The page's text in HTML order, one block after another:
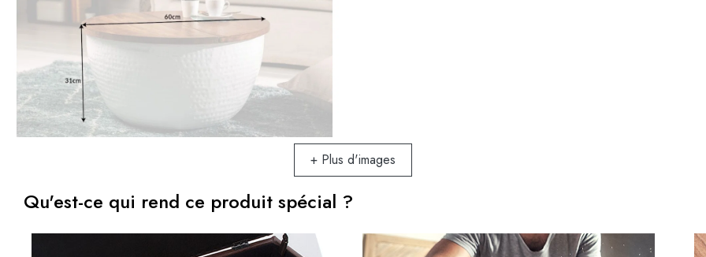
+ Plus d'images
Qu'est-ce qui rend ce produit spécial ?